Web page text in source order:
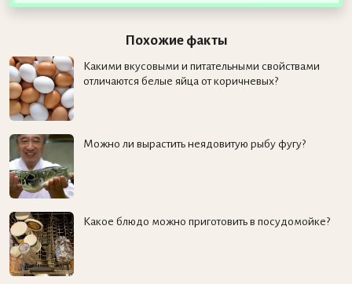
Похожие факты
Какими вкусовыми и питательными свойствами
отличаются белые яйца от коричневых?
Можно ли вырастить неядовитую рыбу фугу?
Какое блюдо можно приготовить в посудомойке?